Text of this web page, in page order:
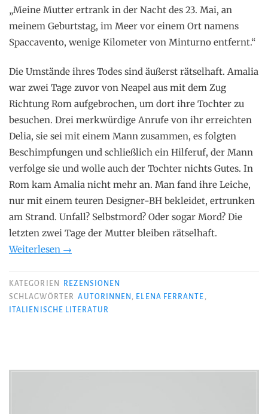
„Meine Mutter ertrank in der Nacht des 23. Mai, an
meinem Geburtstag, im Meer vor einem Ort namens
Spaccavento, wenige Kilometer von Minturno entfernt.“
Die Umstände ihres Todes sind äußerst rätselhaft. Amalia
war zwei Tage zuvor von Neapel aus mit dem Zug
Richtung Rom aufgebrochen, um dort ihre Tochter zu
besuchen. Drei merkwürdige Anrufe von ihr erreichten
Delia, sie sei mit einem Mann zusammen, es folgten
Beschimpfungen und schließlich ein Hilferuf, der Mann
verfolge sie und wolle auch der Tochter nichts Gutes. In
Rom kam Amalia nicht mehr an. Man fand ihre Leiche,
nur mit einem teuren Designer-BH bekleidet, ertrunken
am Strand. Unfall? Selbstmord? Oder sogar Mord? Die
letzten zwei Tage der Mutter bleiben rätselhaft.
Weiterlesen „Elena
–
Lästige
Liebe“
→
KATEGORIEN
REZENSIONEN
SCHLAGWÖRTER
AUTORINNEN , ELENA FERRANTE ,
ITALIENISCHE LITERATUR